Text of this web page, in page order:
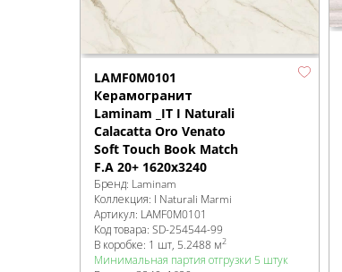
LAMF0M0101
Керамогранит
Laminam _IT I Naturali
Calacatta Oro Venato
Soft Touch Book Match
F.A 20+ 1620x3240
Бренд: Laminam
Коллекция: I Naturali Marmi
Артикул: LAMF0M0101
Код товара: SD-254544-99
В коробке: 1 шт, 5.2488 м2
Минимальная партия отгрузки 5 штук